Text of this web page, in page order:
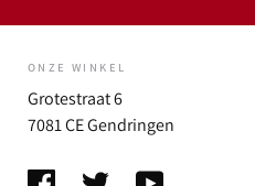
ONZE WINKEL
Grotestraat 6
7081 CE Gendringen